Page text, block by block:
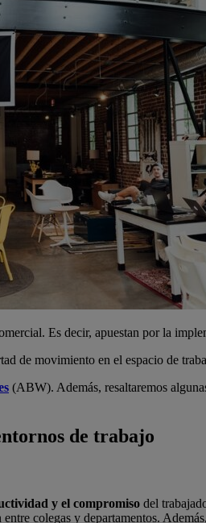
Es decir, apuestan por la
de movimiento en el espacio de
(ABW). Además, resaltaremos
de trabajo
y el compromiso del
colegas y departamentos.